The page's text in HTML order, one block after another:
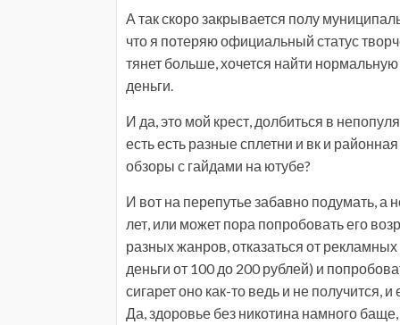
А так скоро закрывается полу
что я потеряю официальный статус
тянет больше, хочется найти
деньги.
И да, это мой крест, долбиться в
есть есть разные сплетни и вк и
обзоры с гайдами на ютубе?
И вот на перепутье забавно подумать, а
лет, или может пора попробовать его
разных жанров, отказаться от
деньги от 100 до 200 рублей) и
сигарет оно как-то ведь и не получится,
Да, здоровье без никотина намного